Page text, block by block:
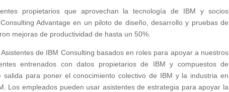
propietarios que aprovechan la tecnología de IBM y socios
Advantage en un piloto de diseño, desarrollo y pruebas de
mejoras de productividad de hasta un 50%.
de IBM Consulting basados en roles para apoyar a nuestros
entrenados con datos propietarios de IBM y compuestos de
para poner el conocimiento colectivo de IBM y la industria en
Los empleados pueden usar asistentes de estrategia para apoyar la